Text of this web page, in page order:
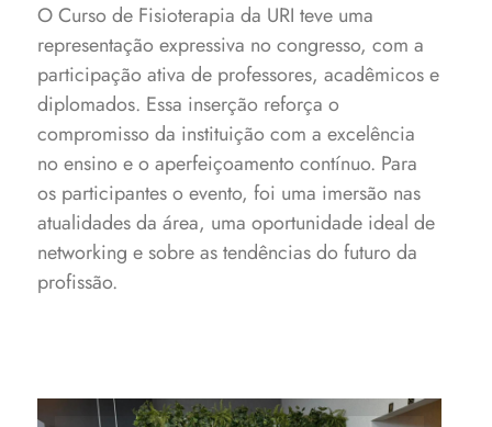
O Curso de Fisioterapia da URI teve uma
representação expressiva no congresso, com a
participação ativa de professores, acadêmicos e
diplomados. Essa inserção reforça o
compromisso da instituição com a excelência
no ensino e o aperfeiçoamento contínuo. Para
os participantes o evento, foi uma imersão nas
atualidades da área, uma oportunidade ideal de
networking e sobre as tendências do futuro da
profissão.